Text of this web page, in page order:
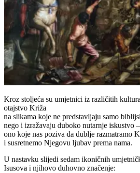
Kroz stoljeća su umjetnici iz različitih
otajstvo Križa
na slikama koje ne predstavljaju samo
nego i izražavaju duboko nutarnje iskustvo
ono koje nas poziva da dublje razmatramo
i susretnemo Njegovu ljubav prema nama.
U nastavku slijedi sedam ikoničnih
Isusova i njihovo duhovno značenje: